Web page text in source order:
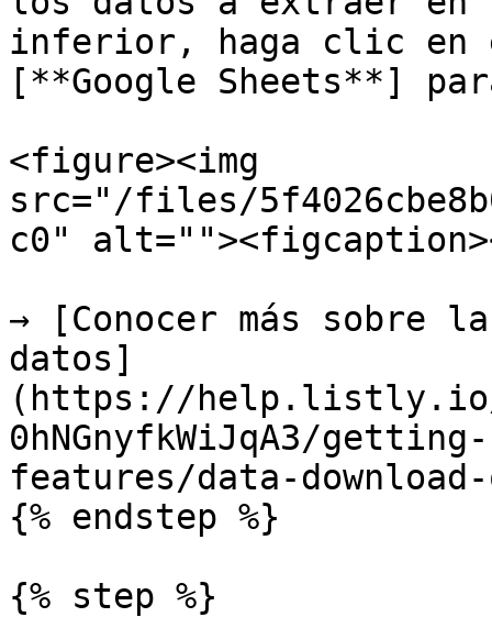
inferior, haga clic
[**Google Sheets**]
<figure><img
src="/files/
c0"
→ [Conocer más sobre
datos]
(https://help.listly.io/
0hNGnyfkWiJqA3/
features/data-
{% endstep %}
{% step %}